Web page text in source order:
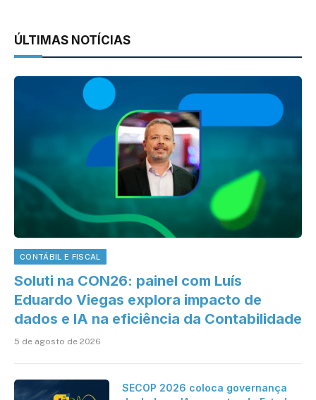
ÚLTIMAS NOTÍCIAS
CONTÁBIL E FISCAL
Soluti na CON26: painel com Luís
Eduardo Viegas explora impacto de
dados e IA na eficiência da Contabilidade
5 de agosto de 2026
SECOP 2026 coloca governança